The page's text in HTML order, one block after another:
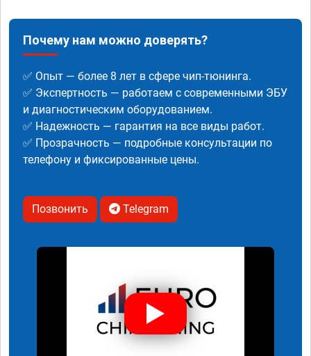
Почему нам можно доверять?
✅ Опыт — более 8 лет в сфере чип-тюнинга.
✅ Экспертность — работаем с современными ЭБУ
и диагностическим оборудованием.
✅ Надежность — гарантия на все виды работ.
✅ Прозрачность — подробные консультации по
телефону и фиксированные цены.
Позвонить Telegram